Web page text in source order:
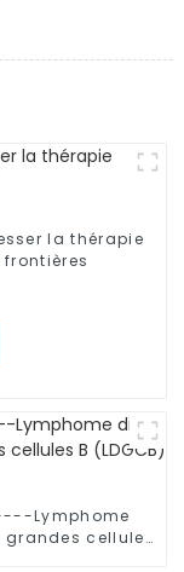
la thérapie
Lymphome
cellules